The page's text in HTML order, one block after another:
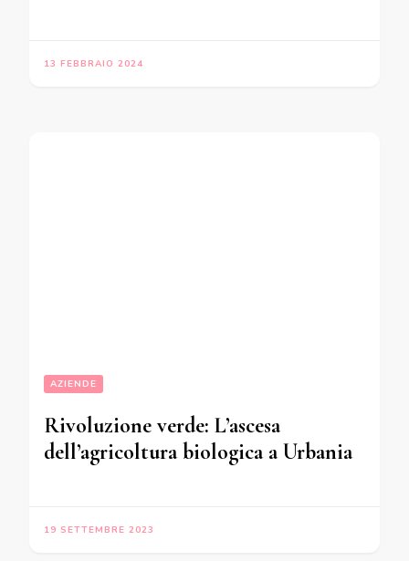
13 FEBBRAIO 2024
AZIENDE
Rivoluzione verde: L’ascesa
dell’agricoltura biologica a Urbania
19 SETTEMBRE 2023